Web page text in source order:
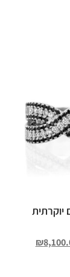
יוקרתית
₪